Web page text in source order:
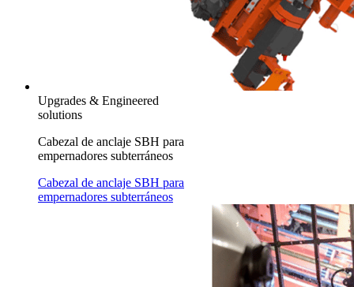
Upgrades & Engineered
solutions
Cabezal de anclaje SBH para
empernadores subterráneos
Cabezal de anclaje SBH para
empernadores subterráneos